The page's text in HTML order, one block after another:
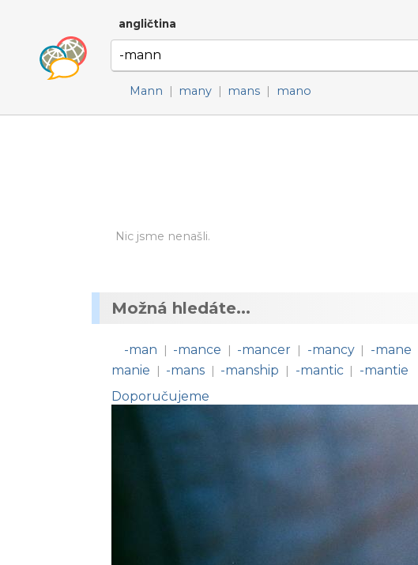
angličtina
Mann | many | mans | mano
Nic jsme nenašli.
Možná hledáte...
-man | -mance | -mancer | -mancy | -mane
manie
| -mans | -manship | -mantic |
-mantie
Doporučujeme